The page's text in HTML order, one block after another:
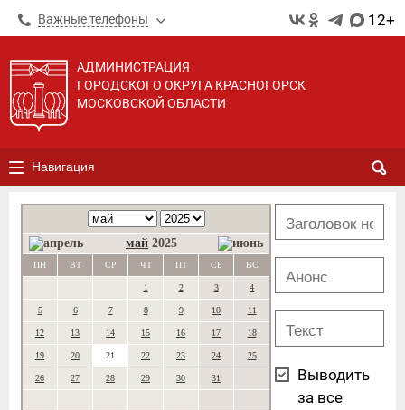
Важные телефоны 12+
АДМИНИСТРАЦИЯ
ГОРОДСКОГО ОКРУГА КРАСНОГОРСК
МОСКОВСКОЙ ОБЛАСТИ
Навигация
май 2025
ПН ВТ СР ЧТ ПТ СБ ВС
1 2 3 4
5 6 7 8 9 10 11
12 13 14 15 16 17 18
19 20 21 22 23 24 25
26 27 28 29 30 31
Выводить
за все